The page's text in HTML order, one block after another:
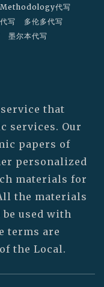
Methodology代写
写
多伦多代写
墨尔本代写
that
services. Our
papers of
personalized
materials for
the materials
used with
terms are
the Local.